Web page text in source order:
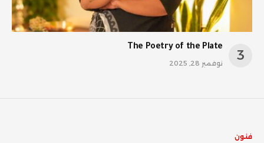
The Poetry of the Plate
نوفمبر 28, 2025
فنون